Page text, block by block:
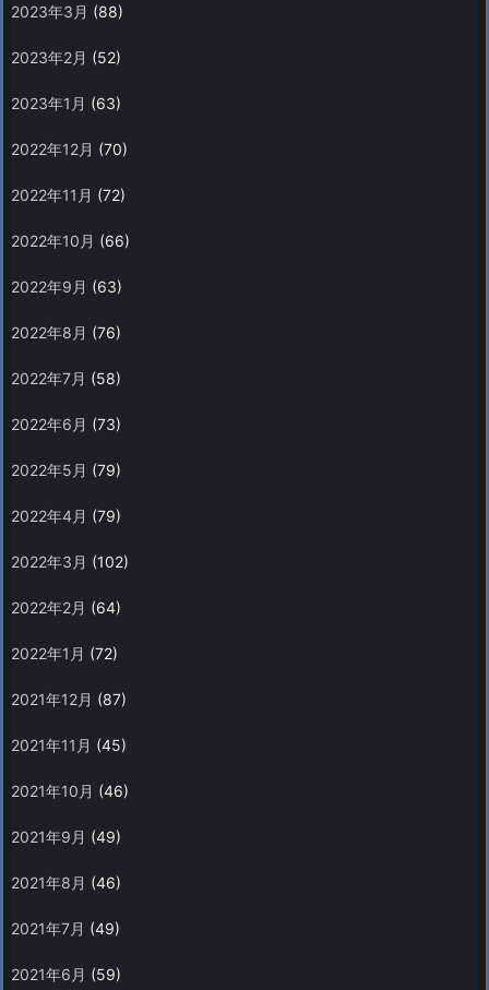
2023年3月 (88)
2023年2月 (52)
2023年1月 (63)
2022年12月 (70)
2022年11月 (72)
2022年10月 (66)
2022年9月 (63)
2022年8月 (76)
2022年7月 (58)
2022年6月 (73)
2022年5月 (79)
2022年4月 (79)
2022年3月 (102)
2022年2月 (64)
2022年1月 (72)
2021年12月 (87)
2021年11月 (45)
2021年10月 (46)
2021年9月 (49)
2021年8月 (46)
2021年7月 (49)
2021年6月 (59)